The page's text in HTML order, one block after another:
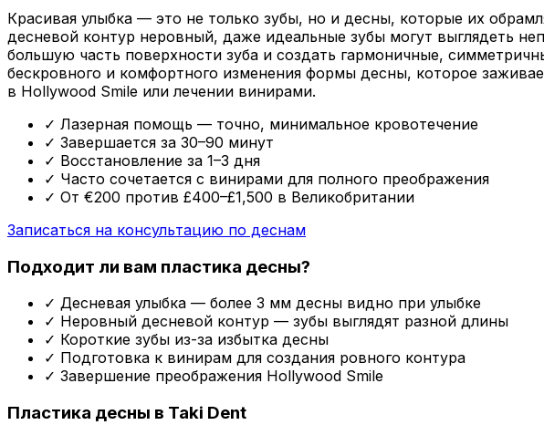
Красивая улыбка — это не только зубы, но и десны, которые их
десневой контур неровный, даже идеальные зубы могут выглядеть
большую часть поверхности зуба и создать гармоничные,
бескровного и комфортного изменения формы десны, которое
в Hollywood Smile или лечении винирами.
✓ Лазерная помощь — точно, минимальное кровотечение
✓ Завершается за 30–90 минут
✓ Восстановление за 1–3 дня
✓ Часто сочетается с винирами для полного преображения
✓ От €200 против £400–£1,500 в Великобритании
Записаться на консультацию по деснам
Подходит ли вам пластика десны?
✓ Десневая улыбка — более 3 мм десны видно при улыбке
✓ Неровный десневой контур — зубы выглядят разной длины
✓ Короткие зубы из-за избытка десны
✓ Подготовка к винирам для создания ровного контура
✓ Завершение преображения Hollywood Smile
Пластика десны в Taki Dent